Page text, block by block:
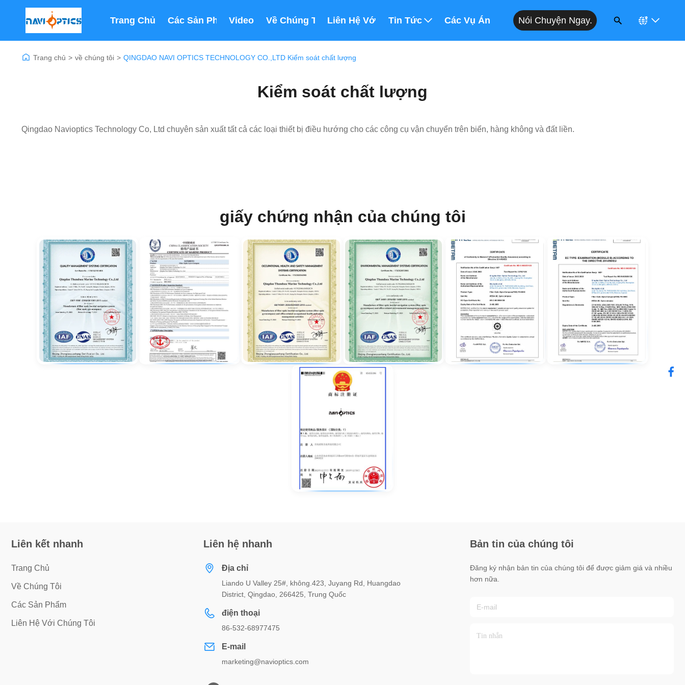
Trang Chủ Các Sản PhẩmVideo Về Chúng Tôi Liên Hệ Với Chúng Tôi
Tin Tức Các Vụ Án Nói Chuyện Ngay.
Trang chủ > về chúng tôi > QINGDAO NAVI OPTICS TECHNOLOGY CO.,LTD Kiểm soát chất lượng
Kiểm soát chất lượng
Qingdao Navioptics Technology Co, Ltd chuyên sản xuất tất cả các loại thiết bị điều hướng cho các công cụ vận chuyển trên biển, hàng không và đất liền.
giấy chứng nhận của chúng tôi
Liên kết nhanh
Trang Chủ
Về Chúng Tôi
Các Sản Phẩm
Liên Hệ Với Chúng Tôi
Liên hệ nhanh
Địa chỉ
Liando U Valley 25#, không.423, Juyang Rd, Huangdao
District, Qingdao, 266425, Trung Quốc
điện thoại
86-532-68977475
E-mail
marketing@navioptics.com
Bản tin của chúng tôi
Đăng ký nhận bản tin của chúng tôi để được giảm giá và nhiều
hơn nữa.